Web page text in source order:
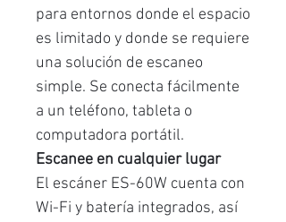
para entornos donde el espacio
es limitado y donde se requiere
una solución de escaneo
simple. Se conecta fácilmente
a un teléfono, tableta o
computadora portátil.
Escanee en cualquier lugar
El escáner ES-60W cuenta con
Wi-Fi y batería integrados, así